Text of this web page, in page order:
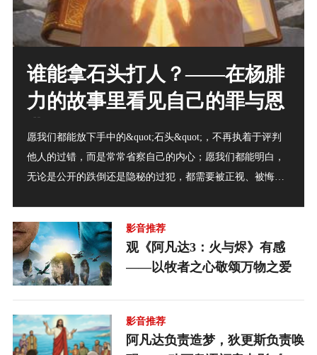
谁能拿石头打人？——在杨腓
力的故事里看见自己的罪与恩
典
愿我们都能放下手中的&quot;石头&quot;，不再执着于评判
他人的过错，而是常常省察自己的内心；愿我们都能明白，
无论是公开的跌倒还是隐秘的过犯，都需要被正视、被悔
影音推荐
观《阿凡达3：火与烬》有感
——以牧者之心敬颂万物之爱
影音推荐
阿凡达负责造梦，狄更斯负责唤